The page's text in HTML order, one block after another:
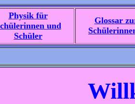
Physik für
und
Schüler
Glossar